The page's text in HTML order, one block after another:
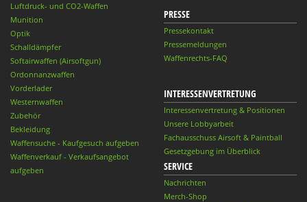
Luftdruck- und CO2-Waffen
Munition
Optik
Schalldämpfer
Softairwaffen (Airsoftgun)
Ordonnanzwaffen
Vorderlader
Westernwaffen
Zubehör
Bekleidung
Waffensuche - Kaufgesuch aufgeben
Waffenverkauf - Verkaufsangebot
aufgeben
PRESSE
Pressekontakt
Pressemeldungen
Waffenrechts-FAQ
INTERESSENVERTRETUNG
Interessenvertretung & Positionen
Unsere Lobbyarbeit
Fachausschuss Airsoft & Paintball
Gesetzgebung im Überblick
SERVICE
Nachrichten
Merch-Shop